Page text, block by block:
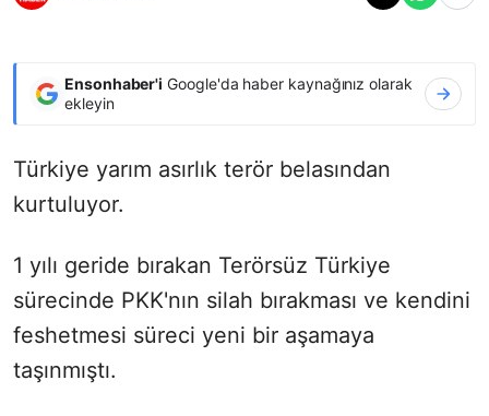
Ensonhaber'i Google'da haber kaynağınız olarak
ekleyin
Türkiye yarım asırlık terör belasından
kurtuluyor.
1 yılı geride bırakan Terörsüz Türkiye
sürecinde PKK'nın silah bırakması ve kendini
feshetmesi süreci yeni bir aşamaya
taşınmıştı.